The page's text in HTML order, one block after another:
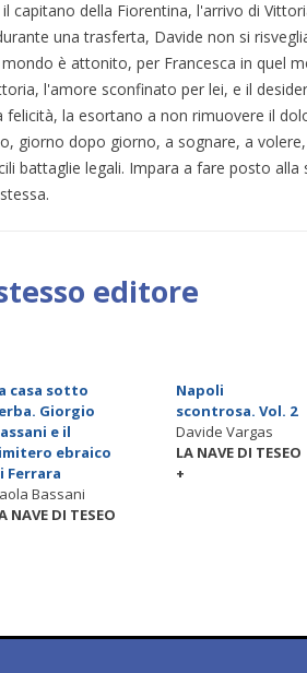
capitano della Fiorentina, l'arrivo di
una trasferta, Davide non si
è attonito, per Francesca in quel
l'amore sconfinato per lei, e il
la esortano a non rimuovere il
giorno dopo giorno, a sognare, a
battaglie legali. Impara a fare posto
editore
casa sotto
Giorgio
e il
ebraico
Ferrara
Bassani
NAVE DI TESEO
Napoli
scontrosa. Vol. 2
Davide Vargas
LA NAVE DI TESEO
+